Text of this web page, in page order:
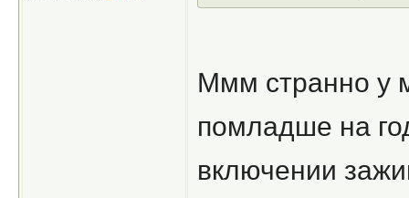
Ммм странно у
помладше на
включении